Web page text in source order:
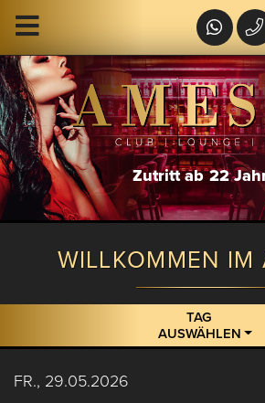
Zutritt ab 22
WILLKOMMEN IM
TAG
AUSWÄHLEN
FR., 29.05.2026